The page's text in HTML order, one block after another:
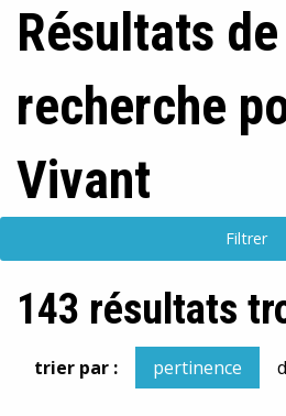
Résultats
recherche
Vivant
Filtrer
143 résultats
trier par : pertinence